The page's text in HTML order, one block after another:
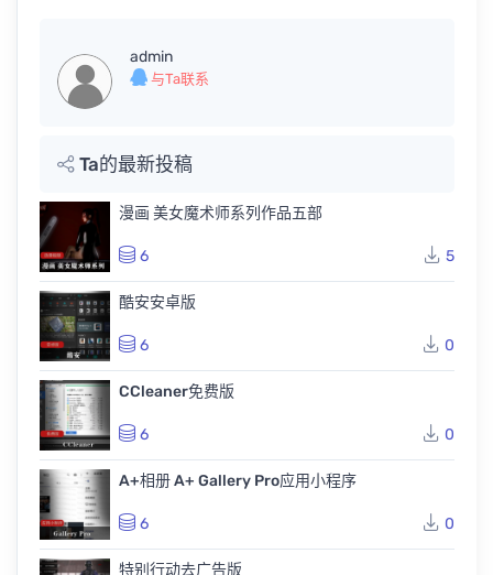
admin
与Ta联系
Ta的最新投稿
漫画 美女魔术师系列作品五部
6 5
酷安安卓版
6 0
CCleaner免费版
6 0
A+相册 A+ Gallery Pro应用小程序
6 0
特别行动去广告版